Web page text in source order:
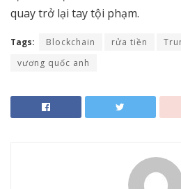
quay trở lại tay tội phạm.
Tags: Blockchain rửa tiền
vương quốc anh